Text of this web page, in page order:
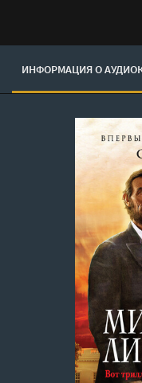
ИНФОРМАЦИЯ О